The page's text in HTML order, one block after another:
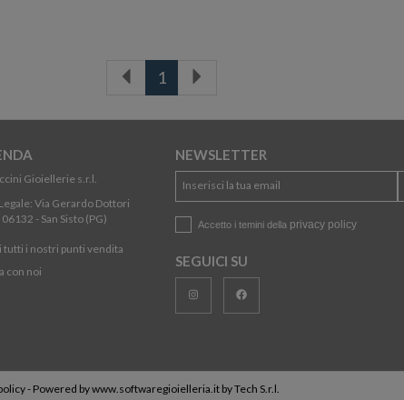
1
Gioiellerie s.r.l.
Via Gerardo Dottori
- San Sisto (PG)
tutti i nostri punti vendita
con noi
NEWSLETTER
Accetto i temini della privacy policy
SEGUICI SU
- Powered bywww.softwaregioielleria.it byTech S.r.l.